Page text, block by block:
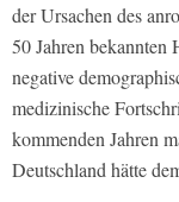
der Ursachen des
50 Jahren bekannten
negative
medizinische
kommenden Jahren
Deutschland hätte